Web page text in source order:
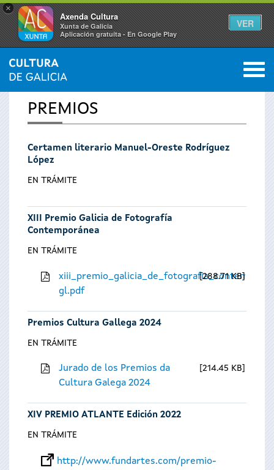
×
Axenda Cultura
Xunta de Galicia
Aplicación gratuíta - En Google Play
VER
Se
encuentra
usted
aquí
INICIO 0
PREMIOS
Certamen literario Manuel-Oreste Rodríguez
López
EN TRÁMITE
XIII Premio Galicia de Fotografía
Contemporánea
EN TRÁMITE
gl.pdf
288.71 KB
Premios Cultura Gallega 2024
EN TRÁMITE
Jurado de los Premios da
Cultura Galega 2024
214.45 KB
XIV PREMIO ATLANTE Edición 2022
EN TRÁMITE
http://www.fundartes.com/premio-